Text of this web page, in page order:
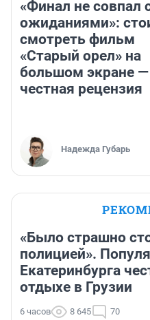
«Финал не совпал
ожиданиями»:
смотреть фильм
«Старый орел» на
большом экране —
честная рецензия
Надежда Губарь
«Было страшно
полицией».
Екатеринбурга
отдыхе в Грузии
6 часов 8 645 70